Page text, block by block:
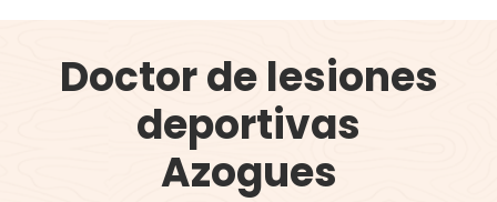
Doctor de lesiones
deportivas
Azogues